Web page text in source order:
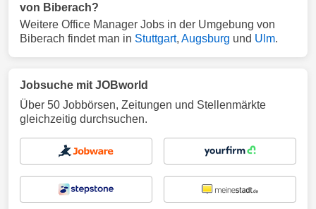
von Biberach?
Weitere Office Manager Jobs in der Umgebung von
Biberach findet man in Stuttgart, Augsburg und Ulm.
Jobsuche mit JOBworld
Über 50 Jobbörsen, Zeitungen und Stellenmärkte
gleichzeitig durchsuchen.